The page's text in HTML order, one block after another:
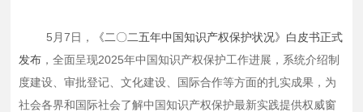
5月7日，
《二〇二五年中国知识产权保护状况》白皮书正式
发布 ，全面呈现2025年中国知识产权保护工作进展，系统介绍制
度建设、审批登记、文化建设、国际合作等方面的扎实成果，为
社会各界和国际社会了解中国知识产权保护最新实践提供权威窗